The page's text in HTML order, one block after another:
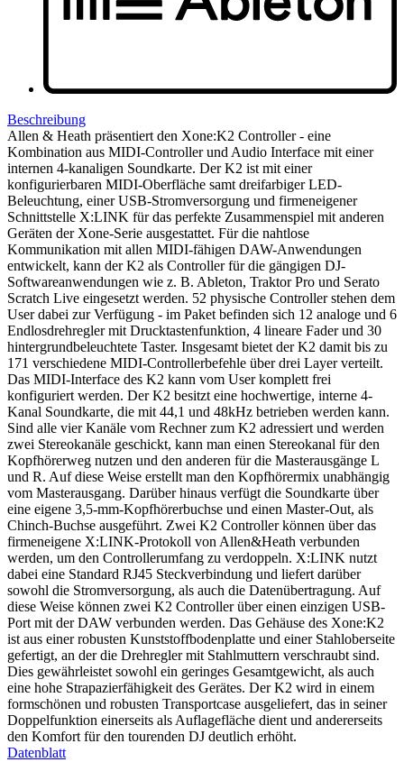
Beschreibung
Allen & Heath präsentiert den Xone:K2 Controller - eine
Kombination aus MIDI-Controller und Audio Interface mit einer
internen 4-kanaligen Soundkarte. Der K2 ist mit einer
konfigurierbaren MIDI-Oberfläche samt dreifarbiger LED-
Beleuchtung, einer USB-Stromversorgung und firmeneigener
Schnittstelle X:LINK für das perfekte Zusammenspiel mit anderen
Geräten der Xone-Serie ausgestattet. Für die nahtlose
Kommunikation mit allen MIDI-fähigen DAW-Anwendungen
entwickelt, kann der K2 als Controller für die gängigen DJ-
Softwareanwendungen wie z. B. Ableton, Traktor Pro und Serato
Scratch Live eingesetzt werden. 52 physische Controller stehen dem
User dabei zur Verfügung - im Paket befinden sich 12 analoge und 6
Endlosdrehregler mit Drucktastenfunktion, 4 lineare Fader und 30
hintergrundbeleuchtete Taster. Insgesamt bietet der K2 damit bis zu
171 verschiedene MIDI-Controllerbefehle über drei Layer verteilt.
Das MIDI-Interface des K2 kann vom User komplett frei
konfiguriert werden. Der K2 besitzt eine hochwertige, interne 4-
Kanal Soundkarte, die mit 44,1 und 48kHz betrieben werden kann.
Sind alle vier Kanäle vom Rechner zum K2 adressiert und werden
zwei Stereokanäle geschickt, kann man einen Stereokanal für den
Kopfhörerweg nutzen und den anderen für die Masterausgänge L
und R. Auf diese Weise erstellt man den Kopfhörermix unabhängig
vom Masterausgang. Darüber hinaus verfügt die Soundkarte über
eine eigene 3,5-mm-Kopfhörerbuchse und einen Master-Out, als
Chinch-Buchse ausgeführt. Zwei K2 Controller können über das
firmeneigene X:LINK-Protokoll von Allen&Heath verbunden
werden, um den Controllerumfang zu verdoppeln. X:LINK nutzt
dabei eine Standard RJ45 Steckverbindung und liefert darüber
sowohl die Stromversorgung, als auch die Datenübertragung. Auf
diese Weise können zwei K2 Controller über einen einzigen USB-
Port mit der DAW verbunden werden. Das Gehäuse des Xone:K2
ist aus einer robusten Kunststoffbodenplatte und einer Stahloberseite
gefertigt, an der die Drehregler mit Stahlmuttern verschraubt sind.
Dies gewährleistet sowohl ein geringes Gesamtgewicht, als auch
eine hohe Strapazierfähigkeit des Gerätes. Der K2 wird in einem
formschönen und robusten Transportcase ausgeliefert, das in seiner
Doppelfunktion einerseits als Auflagefläche dient und andererseits
den Komfort für den tourenden DJ deutlich erhöht.
Datenblatt